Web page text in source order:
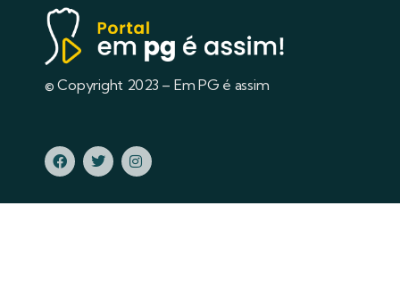
© Copyright 2023 – Em PG é assim